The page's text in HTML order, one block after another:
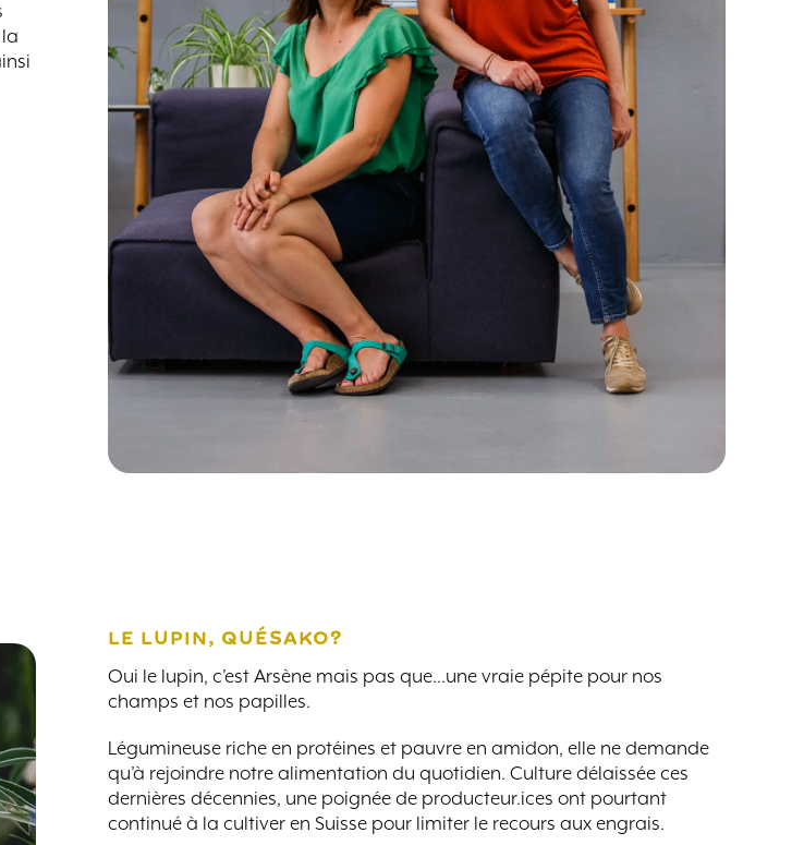
LE LUPIN, QUÉSAKO?
Oui le lupin, c’est Arsène mais pas que…une vraie pépite pour nos
champs et nos papilles.
Légumineuse riche en protéines et pauvre en amidon, elle ne demande
qu’à rejoindre notre alimentation du quotidien. Culture délaissée ces
dernières décennies, une poignée de producteur.ices ont pourtant
continué à la cultiver en Suisse pour limiter le recours aux engrais.